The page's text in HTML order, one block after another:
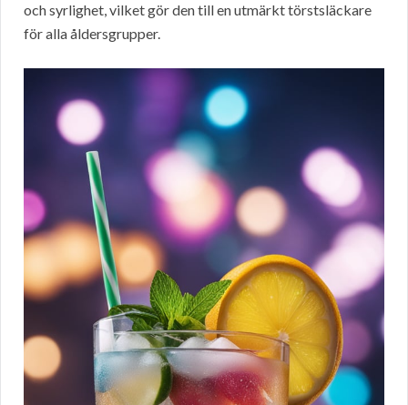
och syrlighet, vilket gör den till en utmärkt törstsläckare
för alla åldersgrupper.